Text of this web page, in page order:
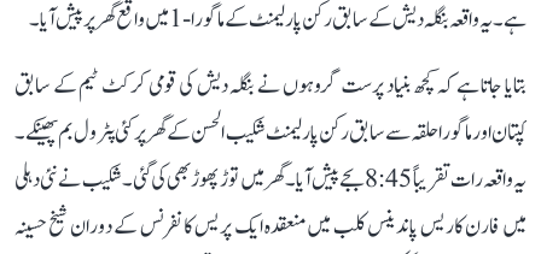
ہے۔ یہ واقعہ بنگلہ دیش کے سابق رکن پارلیمنٹ کے ماگورا-1 میں واقع گھر پر پیش آیا۔
بتایا جاتا ہے کہ کچھ بنیاد پرست گروہوں نے بنگلہ دیش کی قومی کرکٹ ٹیم کے سابق
کپتان اور ماگورا حلقہ سے سابق رکن پارلیمنٹ شکیب الحسن کے گھر پر کئی پٹرول بم پھینکے۔
یہ واقعہ رات تقریباً 8:45 بجے پیش آیا۔ گھر میں توڑ پھوڑ بھی کی گئی۔ شکیب نے نئی دہلی
میں فارن کاریس پاندینس کلب میں منعقدہ ایک پریس کانفرنس کے دوران شیخ حسینہ